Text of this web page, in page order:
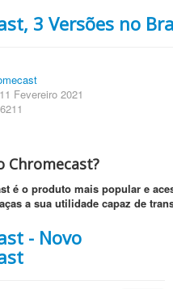
3 Versões no
Fevereiro 2021
Chromecast?
é o produto mais popular e
a sua utilidade capaz de
- Novo